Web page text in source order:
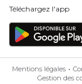
Téléchargez l'app
Mentions légales
Gestion des